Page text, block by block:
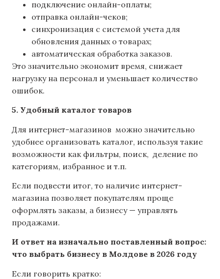
подключение онлайн-оплаты;
отправка онлайн-чеков;
синхронизация с системой учета для
обновления данных о товарах;
автоматическая обработка заказов.
Это значительно экономит время, снижает
нагрузку на персонал и уменьшает количество
ошибок.
5. Удобный каталог товаров
Для интернет-магазинов можно значительно
удобнее организовать каталог, используя такие
возможности как фильтры, поиск, деление по
категориям, избранное и т.п.
Если подвести итог, то наличие интернет-
магазина позволяет покупателям проще
оформлять заказы, а бизнесу — управлять
продажами.
И ответ на изначально поставленный вопрос:
что выбрать бизнесу в Молдове в 2026 году
Если говорить кратко: